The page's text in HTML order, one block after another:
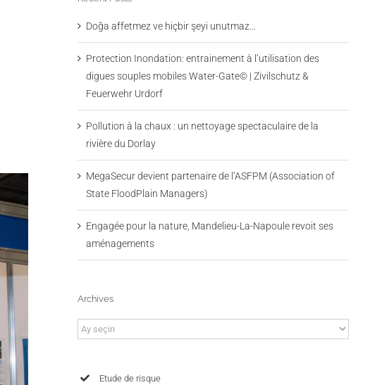
Doğa affetmez ve hiçbir şeyi unutmaz…
Protection Inondation: entrainement à l’utilisation des
digues souples mobiles Water-Gate© | Zivilschutz &
Feuerwehr Urdorf
Pollution à la chaux : un nettoyage spectaculaire de la
rivière du Dorlay
MegaSecur devient partenaire de l’ASFPM (Association of
State FloodPlain Managers)
Engagée pour la nature, Mandelieu-La-Napoule revoit ses
aménagements
Archives
Archives
Etude de risque